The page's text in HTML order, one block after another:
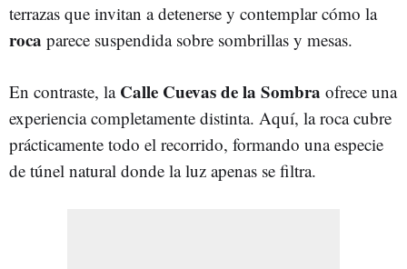
terrazas que invitan a detenerse y contemplar cómo la
roca parece suspendida sobre sombrillas y mesas.
En contraste, la Calle Cuevas de la Sombra ofrece una
experiencia completamente distinta. Aquí, la roca cubre
prácticamente todo el recorrido, formando una especie
de túnel natural donde la luz apenas se filtra.